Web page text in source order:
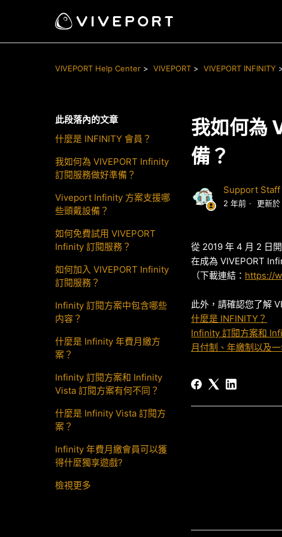
VIVEPORT Help Center VIVEPORT VIVEPORT INFINITY
此段落內的文章
什麼是 INFINITY 會員？
我如何為 VIVEPORT Infinity
訂閱服務做好準備？
Viveport Infinity 方案支援哪
些頭戴設備？
如何免費試用 VIVEPORT
Infinity 訂閱服務？
如何加入 VIVEPORT Infinity
訂閱服務？
Infinity 訂閱方案中包含哪些
内容？
什麼是 Infinity 年費月繳方
案？
Infinity 訂閱方案和 Infinity
Vista 訂閱方案有何不同？
什麼是 Infinity Vista 訂閱方
案？
Infinity 年費月繳會員可以獲
得什麼獨享遊戲?
檢視更多
我如何為
備？
Support Staff
2 年前 更新於
從 2019 年 4 月 2 日
在成為 VIVEPORT
（下載連結： https://
此外，請確認您了解
什麼是 INFINITY？
Infinity 訂閱方案和
月付制、年繳制以及